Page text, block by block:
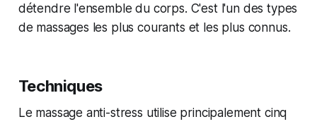
détendre l'ensemble du corps. C'est l'un des types
de massages les plus courants et les plus connus.
Techniques
Le massage anti-stress utilise principalement cinq